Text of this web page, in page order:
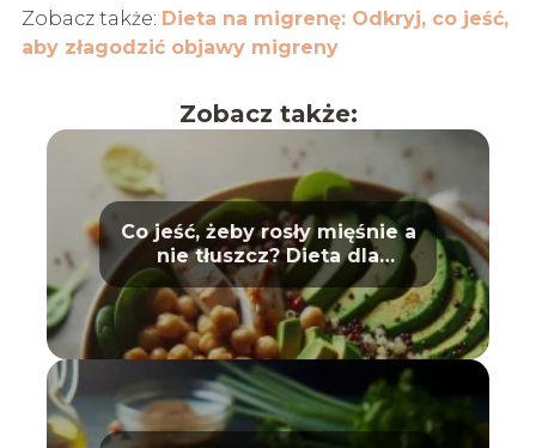
Zobacz także: Dieta na migrenę: Odkryj, co jeść,
aby złagodzić objawy migreny
Zobacz także:
Co jeść, żeby rosły mięśnie a
nie tłuszcz? Dieta dla
sportowców